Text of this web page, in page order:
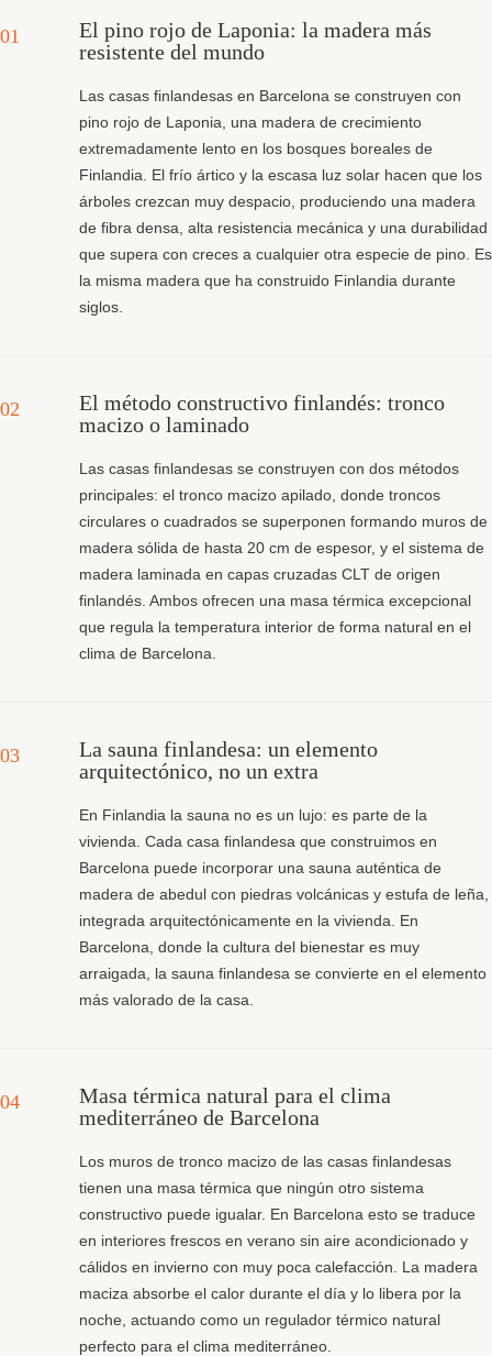
01
El pino rojo de Laponia: la madera más
resistente del mundo
Las casas finlandesas en Barcelona se construyen con
pino rojo de Laponia, una madera de crecimiento
extremadamente lento en los bosques boreales de
Finlandia. El frío ártico y la escasa luz solar hacen que los
árboles crezcan muy despacio, produciendo una madera
de fibra densa, alta resistencia mecánica y una durabilidad
que supera con creces a cualquier otra especie de pino. Es
la misma madera que ha construido Finlandia durante
siglos.
02
El método constructivo finlandés: tronco
macizo o laminado
Las casas finlandesas se construyen con dos métodos
principales: el tronco macizo apilado, donde troncos
circulares o cuadrados se superponen formando muros de
madera sólida de hasta 20 cm de espesor, y el sistema de
madera laminada en capas cruzadas CLT de origen
finlandés. Ambos ofrecen una masa térmica excepcional
que regula la temperatura interior de forma natural en el
clima de Barcelona.
03
La sauna finlandesa: un elemento
arquitectónico, no un extra
En Finlandia la sauna no es un lujo: es parte de la
vivienda. Cada casa finlandesa que construimos en
Barcelona puede incorporar una sauna auténtica de
madera de abedul con piedras volcánicas y estufa de leña,
integrada arquitectónicamente en la vivienda. En
Barcelona, donde la cultura del bienestar es muy
arraigada, la sauna finlandesa se convierte en el elemento
más valorado de la casa.
04
Masa térmica natural para el clima
mediterráneo de Barcelona
Los muros de tronco macizo de las casas finlandesas
tienen una masa térmica que ningún otro sistema
constructivo puede igualar. En Barcelona esto se traduce
en interiores frescos en verano sin aire acondicionado y
cálidos en invierno con muy poca calefacción. La madera
maciza absorbe el calor durante el día y lo libera por la
noche, actuando como un regulador térmico natural
perfecto para el clima mediterráneo.